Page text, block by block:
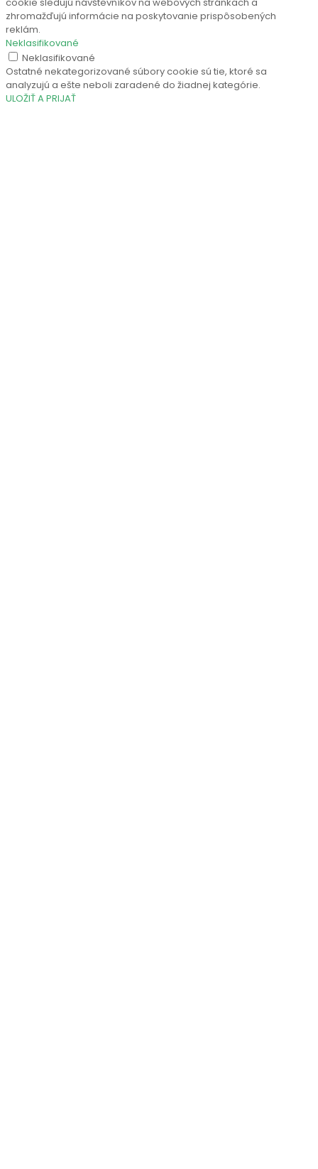
zhromažďujú informácie na poskytovanie prispôsobených
reklám.
Neklasifikované
Neklasifikované
Ostatné nekategorizované súbory cookie sú tie, ktoré sa
analyzujú a ešte neboli zaradené do žiadnej kategórie.
ULOŽIŤ A PRIJAŤ